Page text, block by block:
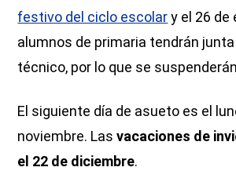
festivo del ciclo escolary el 26 de
alumnos de primaria tendrán
técnico, por lo que se
El siguiente día de asueto es el
noviembre. Lasvacaciones de
el 22 de diciembre.